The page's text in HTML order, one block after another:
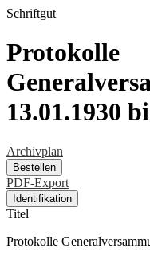
Schriftgut
Protokolle
13.01.1930
Archivplan
Bestellen
PDF-Export
Identifikation
Titel
Protokolle